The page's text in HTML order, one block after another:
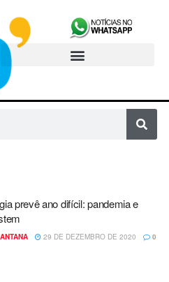
prevê ano difícil: pandemia e
29 DE DEZEMBRO DE 2020 0